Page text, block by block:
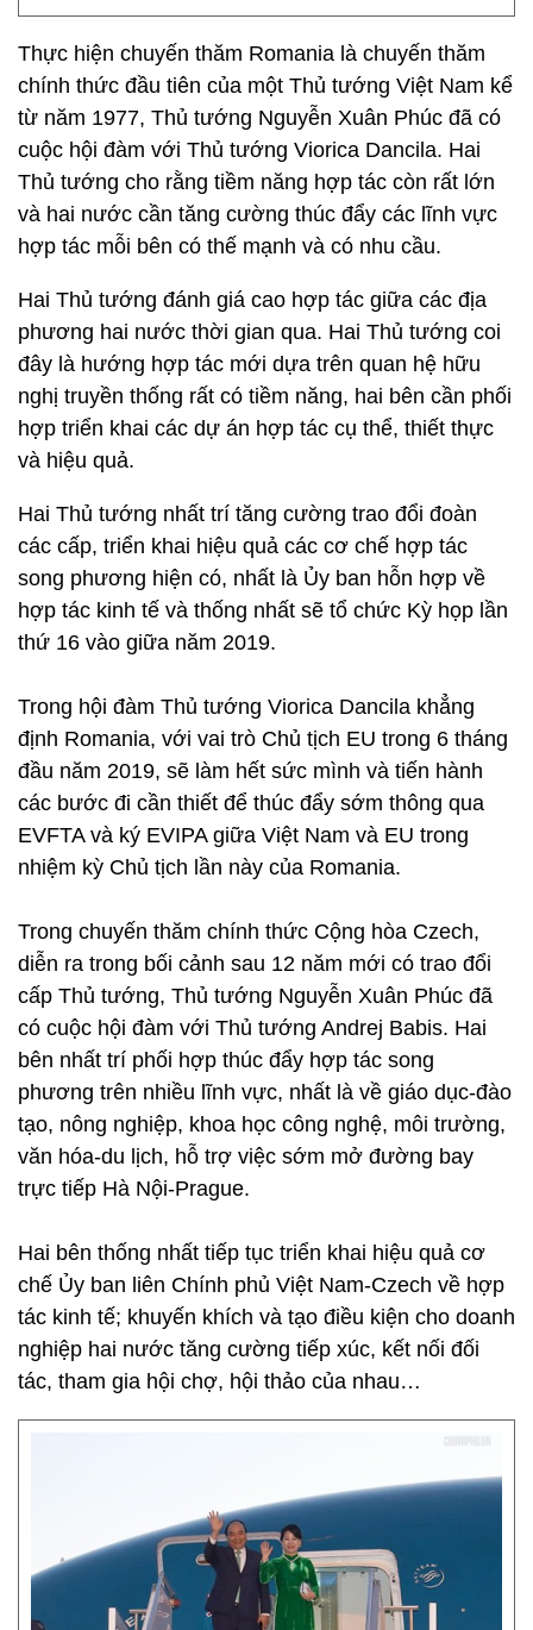
Thực hiện chuyến thăm Romania là chuyến thăm
chính thức đầu tiên của một Thủ tướng Việt Nam kể
từ năm 1977, Thủ tướng Nguyễn Xuân Phúc đã có
cuộc hội đàm với Thủ tướng Viorica Dancila. Hai
Thủ tướng cho rằng tiềm năng hợp tác còn rất lớn
và hai nước cần tăng cường thúc đẩy các lĩnh vực
hợp tác mỗi bên có thế mạnh và có nhu cầu.
Hai Thủ tướng đánh giá cao hợp tác giữa các địa
phương hai nước thời gian qua. Hai Thủ tướng coi
đây là hướng hợp tác mới dựa trên quan hệ hữu
nghị truyền thống rất có tiềm năng, hai bên cần phối
hợp triển khai các dự án hợp tác cụ thể, thiết thực
và hiệu quả.
Hai Thủ tướng nhất trí tăng cường trao đổi đoàn
các cấp, triển khai hiệu quả các cơ chế hợp tác
song phương hiện có, nhất là Ủy ban hỗn hợp về
hợp tác kinh tế và thống nhất sẽ tổ chức Kỳ họp lần
thứ 16 vào giữa năm 2019.
Trong hội đàm Thủ tướng Viorica Dancila khẳng
định Romania, với vai trò Chủ tịch EU trong 6 tháng
đầu năm 2019, sẽ làm hết sức mình và tiến hành
các bước đi cần thiết để thúc đẩy sớm thông qua
EVFTA và ký EVIPA giữa Việt Nam và EU trong
nhiệm kỳ Chủ tịch lần này của Romania.
Trong chuyến thăm chính thức Cộng hòa Czech,
diễn ra trong bối cảnh sau 12 năm mới có trao đổi
cấp Thủ tướng, Thủ tướng Nguyễn Xuân Phúc đã
có cuộc hội đàm với Thủ tướng Andrej Babis. Hai
bên nhất trí phối hợp thúc đẩy hợp tác song
phương trên nhiều lĩnh vực, nhất là về giáo dục-đào
tạo, nông nghiệp, khoa học công nghệ, môi trường,
văn hóa-du lịch, hỗ trợ việc sớm mở đường bay
trực tiếp Hà Nội-Prague.
Hai bên thống nhất tiếp tục triển khai hiệu quả cơ
chế Ủy ban liên Chính phủ Việt Nam-Czech về hợp
tác kinh tế; khuyến khích và tạo điều kiện cho doanh
nghiệp hai nước tăng cường tiếp xúc, kết nối đối
tác, tham gia hội chợ, hội thảo của nhau…